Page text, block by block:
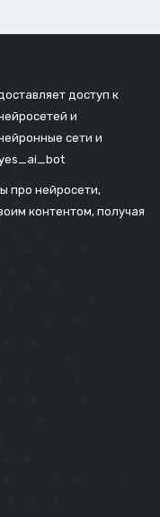
доступ к
и
сети и
про нейросети,
контентом, получая